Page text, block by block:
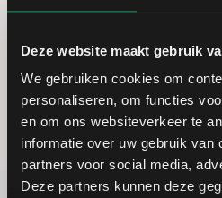
Deze website maakt gebruik
We gebruiken cookies om
personaliseren, om functies
en om ons websiteverkeer te
informatie over uw gebruik van
partners voor social media,
Deze partners kunnen deze
Toegang tot
Favoriete artikelen